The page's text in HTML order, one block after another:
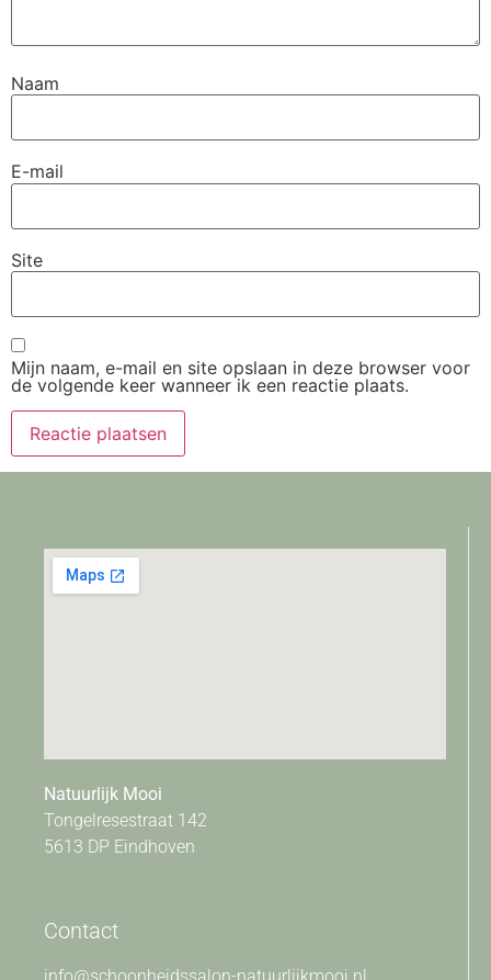
Naam
E-mail
Site
Mijn naam, e-mail en site opslaan in deze browser voor
de volgende keer wanneer ik een reactie plaats.
Natuurlijk Mooi
Tongelresestraat 142
5613 DP Eindhoven
Contact